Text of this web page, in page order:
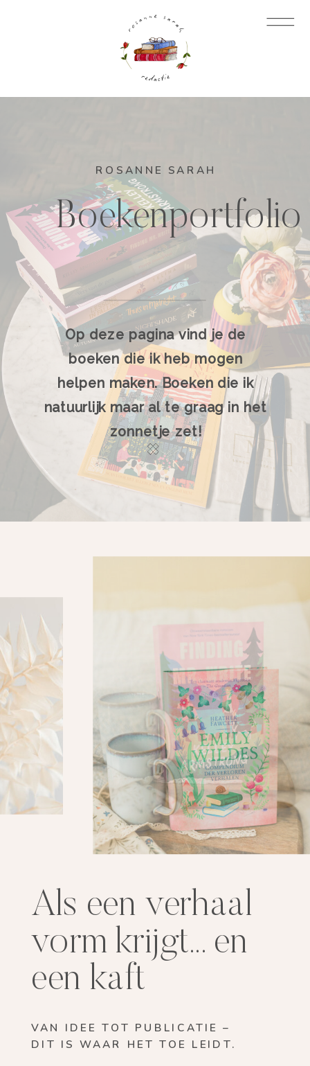
ROSANNE SARAH
Boekenportfolio
Op deze pagina vind je de
boeken die ik heb mogen
helpen maken. Boeken die ik
natuurlijk maar al te graag in het
zonnetje zet!
Als een verhaal
vorm krijgt... en
een kaft
VAN IDEE TOT PUBLICATIE –
DIT IS WAAR HET TOE LEIDT.